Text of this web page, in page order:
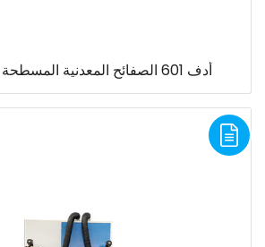
أدف 601 الصفائح المعدنية المسطحة آلة تلميع تلميع